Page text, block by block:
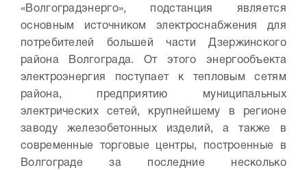
«Волгоградэнерго», подстанция является
основным источником электроснабжения для
потребителей большей части Дзержинского
района Волгограда. От этого энергообъекта
электроэнергия поступает к тепловым сетям
района, предприятию муниципальных
электрических сетей, крупнейшему в регионе
заводу железобетонных изделий, а также в
современные торговые центры, построенные в
Волгограде за последние несколько